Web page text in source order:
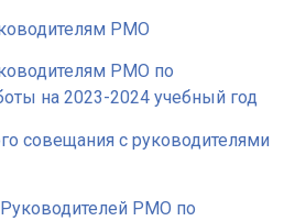
РМО
РМО по
на 2023-2024 учебный год
совещания с руководителями
РМО по